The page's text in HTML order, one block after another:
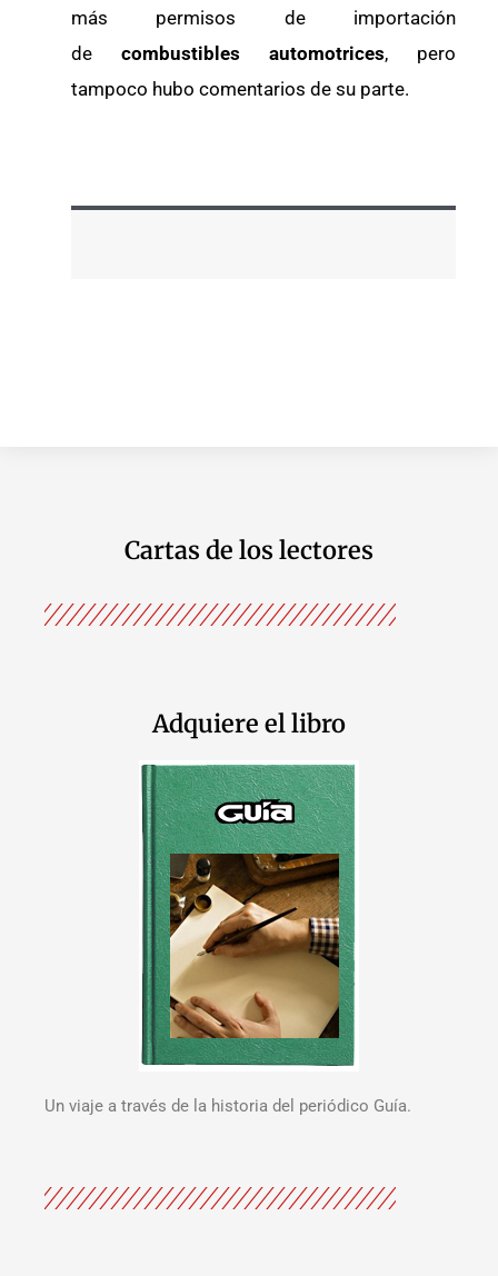
más permisos de importación
de combustibles automotrices, pero
tampoco hubo comentarios de su parte.
Cartas de los lectores
Adquiere el libro
Un viaje a través de la historia del periódico Guía.